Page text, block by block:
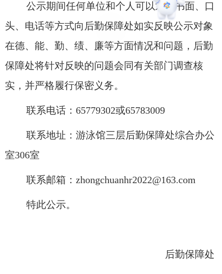
公示期间任何单位和个人可以通过书面、口
头、电话等方式向后勤保障处如实反映公示对象
在德、能、勤、绩、廉等方面情况和问题，后勤
保障处将针对反映的问题会同有关部门调查核
实，并严格履行保密义务。
联系电话： 65779302或65783009
联系地址：游泳馆三层后勤保障处综合办公
室306室
联系邮箱： zhongchuanhr2022@163.com
特此公示。
后勤保障处